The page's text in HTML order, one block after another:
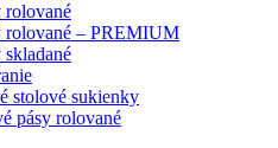
rolované
rolované – PREMIUM
stolové sukienky
pásy rolované